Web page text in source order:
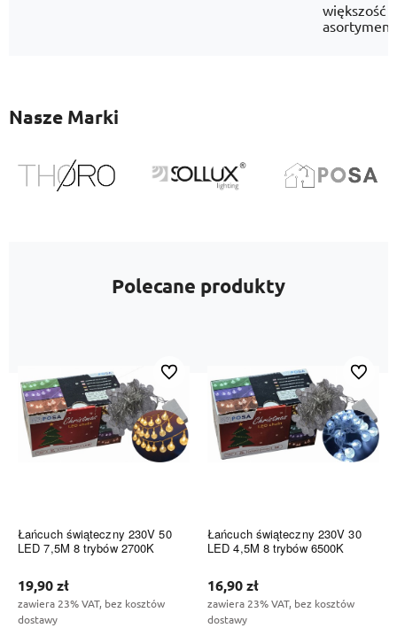
większość
Nasze Marki
Polecane produkty
Łańcuch świąteczny 230V 50
LED 7,5M 8 trybów 2700K
19,90 zł
zawiera 23% VAT, bez kosztów
dostawy
Do ulubionych
Łańcuch świąteczny 230V 30
LED 4,5M 8 trybów 6500K
16,90 zł
zawiera 23% VAT, bez kosztów
dostawy
Do